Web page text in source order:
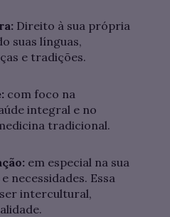
Direito à sua própria
suas línguas,
e tradições.
com foco na
integral e no
tradicional.
em especial na sua
necessidades. Essa
intercultural,